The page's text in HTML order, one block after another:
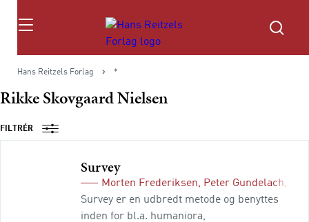
Søg
Hans Reitzels Forlag *
Rikke Skovgaard Nielsen
FILTRÉR
Survey
Morten Frederiksen, Peter Gundelach,
Survey er en udbredt metode og benyttes
inden for bl.a. humaniora,